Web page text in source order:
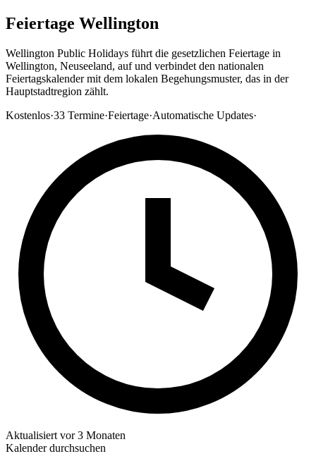
Feiertage Wellington
Wellington Public Holidays führt die gesetzlichen Feiertage in
Wellington, Neuseeland, auf und verbindet den nationalen
Feiertagskalender mit dem lokalen Begehungsmuster, das in der
Hauptstadtregion zählt.
Kostenlos·33 Termine·Feiertage·Automatische Updates·
Aktualisiert vor 3 Monaten
Kalender durchsuchen